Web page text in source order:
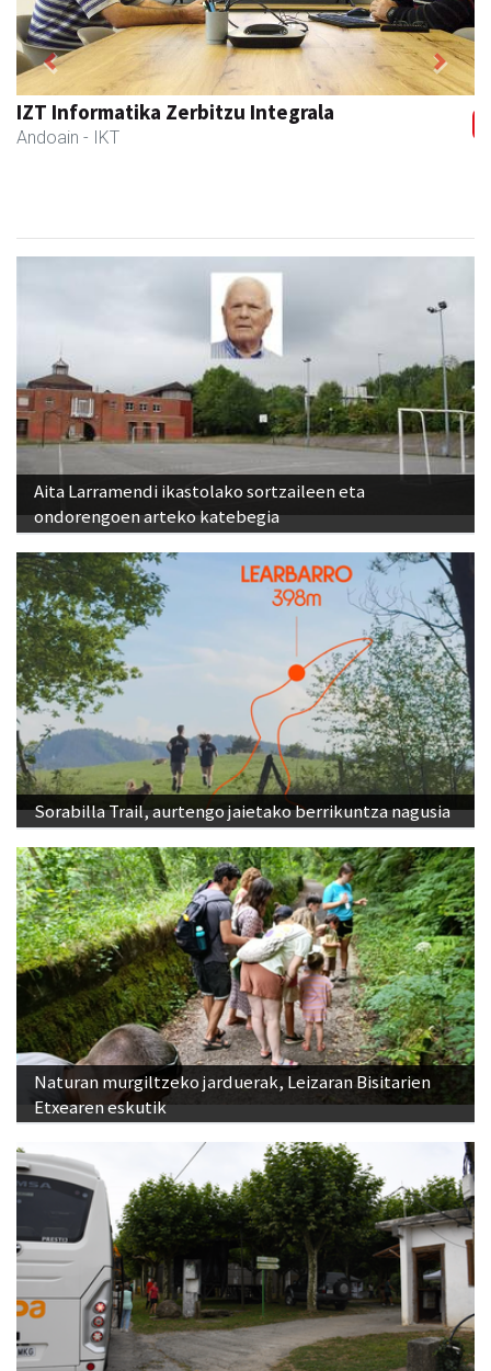
IZT Informatika Zerbitzu Integrala
Andoain - IKT
Previous Next
Aita Larramendi ikastolako sortzaileen eta
ondorengoen arteko katebegia
Sorabilla Trail, aurtengo jaietako berrikuntza nagusia
Naturan murgiltzeko jarduerak, Leizaran Bisitarien
Etxearen eskutik